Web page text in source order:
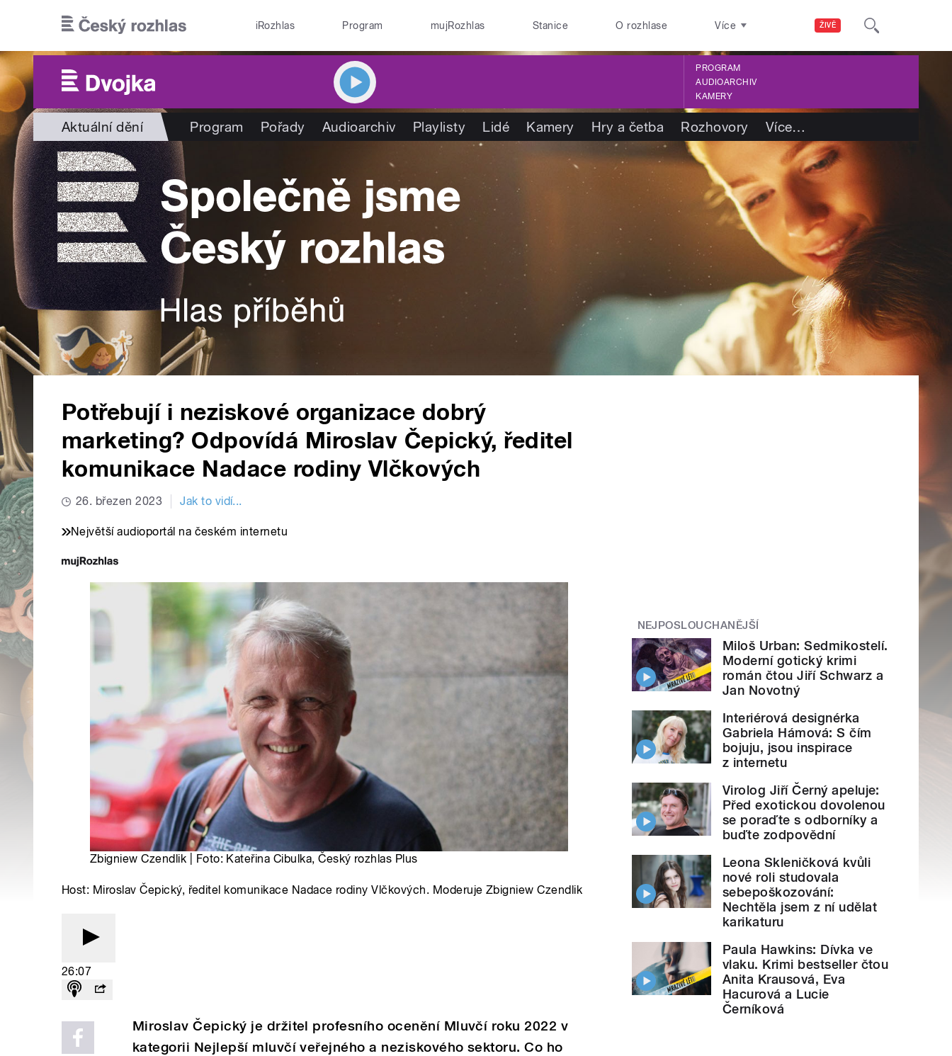
ŽIVĚ
iRozhlas Program mujRozhlas Stanice O rozhlase Více
PROGRAM
AUDIOARCHIV
KAMERY
Aktuální dění Program Pořady Audioarchiv Playlisty Lidé Kamery Hry a četba Rozhovory Více…
Potřebují i neziskové organizace dobrý
marketing? Odpovídá Miroslav Čepický, ředitel
komunikace Nadace rodiny Vlčkových
26. březen 2023 Jak to vidí...
Největší audioportál na českém internetu
Zbigniew Czendlik | Foto: Kateřina Cibulka, Český rozhlas Plus
Host: Miroslav Čepický, ředitel komunikace Nadace rodiny Vlčkových. Moderuje Zbigniew Czendlik
26:07
Miroslav Čepický je držitel profesního ocenění Mluvčí roku 2022 v
kategorii Nejlepší mluvčí veřejného a neziskového sektoru. Co ho
NEJPOSLOUCHANĚJŠÍ
Miloš Urban: Sedmikostelí.
Moderní gotický krimi
román čtou Jiří Schwarz a
Jan Novotný
Interiérová designérka
Gabriela Hámová: S čím
bojuju, jsou inspirace
z internetu
Virolog Jiří Černý apeluje:
Před exotickou dovolenou
se poraďte s odborníky a
buďte zodpovědní
Leona Skleničková kvůli
nové roli studovala
sebepoškozování:
Nechtěla jsem z ní udělat
karikaturu
Paula Hawkins: Dívka ve
vlaku. Krimi bestseller čtou
Anita Krausová, Eva
Hacurová a Lucie
Černíková